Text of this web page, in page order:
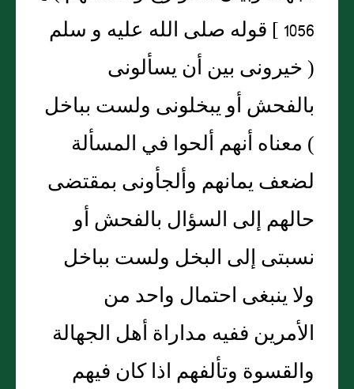
1056 ] قوله صلى الله عليه و سلم
( خيرونى بين أن يسألونى
بالفحش أو يبخلونى ولست بباخل
) معناه أنهم ألحوا في المسألة
لضعف يمانهم وألجأونى بمقتضى
حالهم إلى السؤال بالفحش أو
نسبتى إلى البخل ولست بباخل
ولا ينبغى احتمال واحد من
الأمرين ففيه مداراة أهل الجهالة
والقسوة وتألفهم اذا كان فيهم